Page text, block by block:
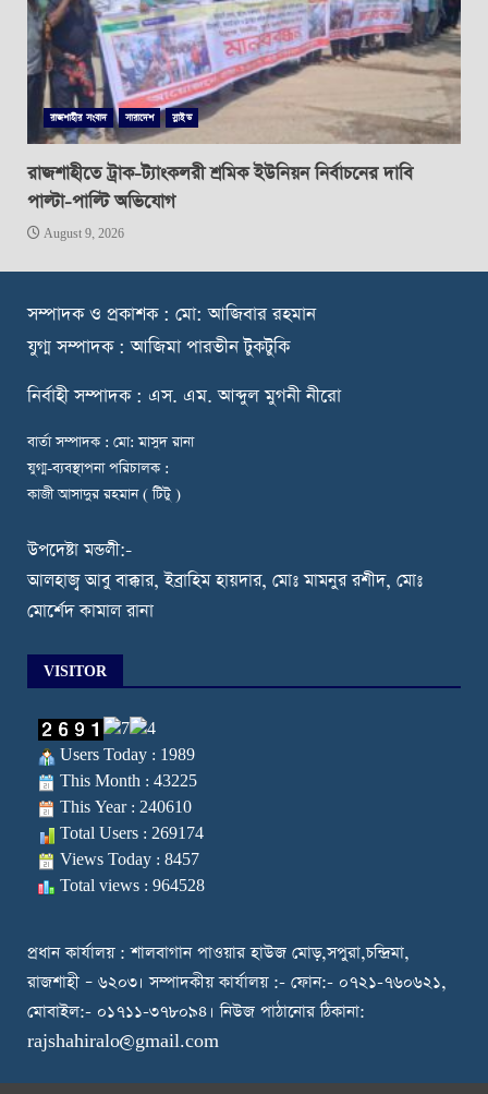
রাজশাহীর সংবাদ সারাদেশ স্লাইড
রাজশাহীতে ট্রাক-ট্যাংকলরী শ্রমিক ইউনিয়ন নির্বাচনের দাবি
পাল্টা-পাল্টি অভিযোগ
August 9, 2026
সম্পাদক ও প্রকাশক : মো: আজিবার রহমান
যুগ্ম সম্পাদক : আজিমা পারভীন টুকটুকি
নির্বাহী সম্পাদক : এস. এম. আব্দুল মুগনী নীরো
বার্তা সম্পাদক : মো: মাসুদ রানা
যুগ্ম-ব্যবস্থাপনা পরিচালক :
কাজী আসাদুর রহমান ( টিটু )
উপদেষ্টা মন্ডলী:-
আলহাজ্ব আবু বাক্কার, ইব্রাহিম হায়দার, মোঃ মামনুর রশীদ, মোঃ
মোর্শেদ কামাল রানা
VISITOR
Users Today : 1989
This Month : 43225
This Year : 240610
Total Users : 269174
Views Today : 8457
Total views : 964528
প্রধান কার্যালয় : শালবাগান পাওয়ার হাউজ মোড়,সপুরা,চন্দ্রিমা,
রাজশাহী – ৬২০৩। সম্পাদকীয় কার্যালয় :- ফোন:- ০৭২১-৭৬০৬২১,
মোবাইল:- ০১৭১১-৩৭৮০৯৪। নিউজ পাঠানোর ঠিকানা:
rajshahiralo@gmail.com